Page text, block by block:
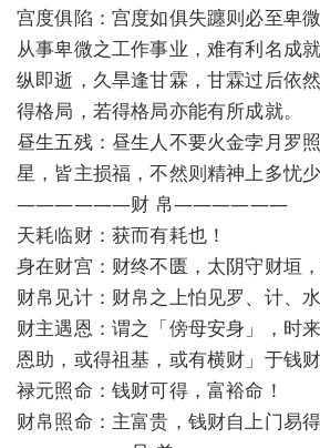
宫度俱陷：宫度如俱失躔则必至卑
从事卑微之工作事业，难有利名成
纵即逝，久旱逢甘霖，甘霖过后依
得格局，若得格局亦能有所成就。
昼生五残：昼生人不要火金孛月罗
星，皆主损福，不然则精神上多忧少
——————财 帛——————
天耗临财：获而有耗也！
身在财宫：财终不匮，太阴守财垣，
财帛见计：财帛之上怕见罗、计、水
财主遇恩：谓之「傍母安身」，时
恩助，或得祖基，或有横财」于钱财
禄元照命：钱财可得，富裕命！
财帛照命：主富贵，钱财自上门易得